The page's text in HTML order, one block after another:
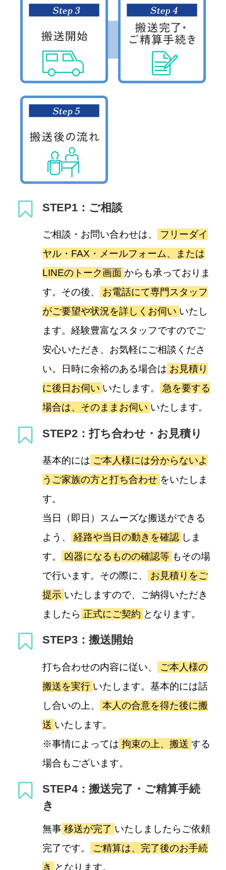
STEP1：ご相談
ご相談・お問い合わせは、
フリーダイ
ヤル・FAX・メールフォーム、または
LINEのトーク画面 からも承っておりま
す。その後、
お電話にて専門スタッフ
がご要望や状況を詳しくお伺い いたし
ます。経験豊富なスタッフですのでご
安心いただき、お気軽にご相談くださ
い。日時に余裕のある場合は お見積り
に後日お伺い いたします。
急を要する
場合は、そのままお伺い いたします。
STEP2：打ち合わせ・お見積り
基本的には ご本人様には分からないよ
うご家族の方と打ち合わせ をいたしま
す。
当日（即日）スムーズな搬送ができる
よう、
経路や当日の動きを確認 しま
す。
凶器になるものの確認等 もその場
で行います。その際に、
お見積りをご
提示 いたしますので、ご納得いただき
ましたら 正式にご契約 となります。
STEP3：搬送開始
打ち合わせの内容に従い、
ご本人様の
搬送を実行 いたします。基本的には話
し合いの上、
本人の合意を得た後に搬
送 いたします。
※事情によっては 拘束の上、搬送 する
場合もございます。
STEP4：搬送完了・ご精算手続
き
無事 移送が完了 いたしましたらご依頼
完了です。
ご精算は、完了後のお手続
き となります。